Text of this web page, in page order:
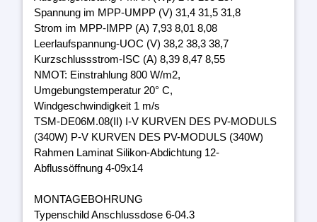
Spannung im MPP-UMPP (V) 31,4 31,5 31,8
Strom im MPP-IMPP (A) 7,93 8,01 8,08
Leerlaufspannung-UOC (V) 38,2 38,3 38,7
Kurzschlussstrom-ISC (A) 8,39 8,47 8,55
NMOT: Einstrahlung 800 W/m2,
Umgebungstemperatur 20° C,
Windgeschwindigkeit 1 m/s
TSM-DE06M.08(II) I-V KURVEN DES PV-MODULS
(340W) P-V KURVEN DES PV-MODULS (340W)
Rahmen Laminat Silikon-Abdichtung 12-
Abflussöffnung 4-09x14
MONTAGEBOHRUNG
Typenschild Anschlussdose 6-04.3